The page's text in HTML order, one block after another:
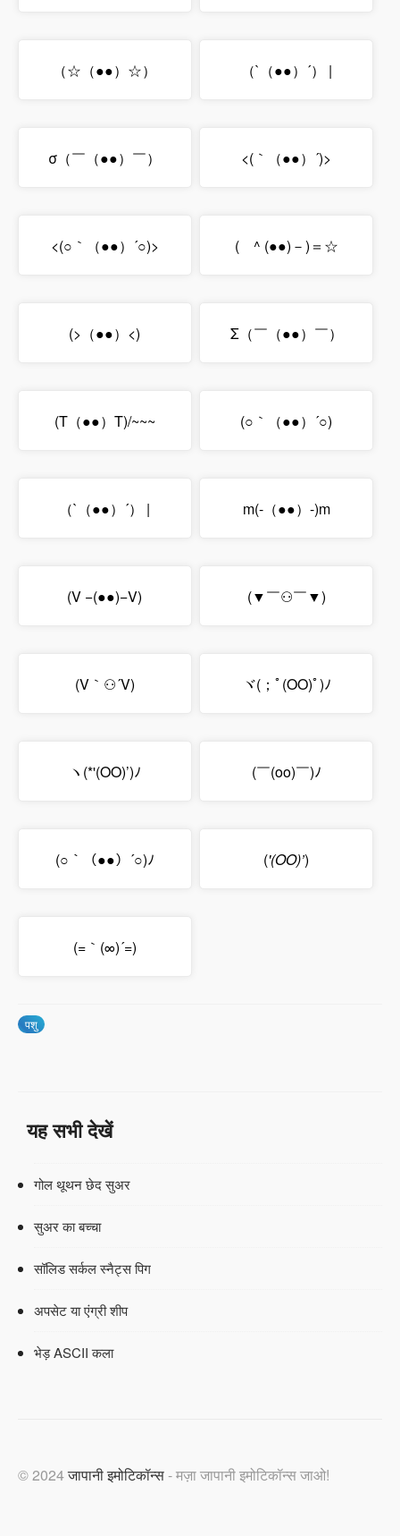
（☆（●●）☆） （`（●●）´） |
σ（￣（●●）￣） <(｀（●●）´)>
<(○｀（●●）´○)> ( ^ (●●)－)＝☆
(>（●●）<) Σ（￣（●●）￣）
(T（●●）T)/~~~ (○｀（●●）´○)
（`（●●）´） | m(-（●●）-)m
(V −(●●)−V) (▼￣⚇￣▼)
(V｀⚇´V) ヾ(；ﾟ(OO)ﾟ)ﾉ
ヽ(*'(OO)’)ﾉ (￣(oo)￣)ﾉ
(○｀（●●）´○)ﾉ ('(OO)’)
(=｀(∞)´=)
पशु
यह सभी देखें
गोल थूथन छेद सुअर
सुअर का बच्चा
सॉलिड सर्कल स्नैट्स पिग
अपसेट या एंग्री शीप
भेड़ ASCII कला
© 2024जापानी इमोटिकॉन्स- मज़ा जापानी इमोटिकॉन्स जाओ!